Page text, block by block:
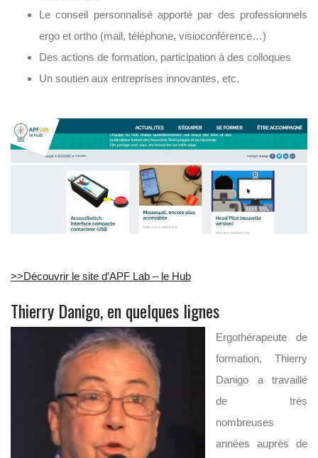
Le conseil personnalisé apporté par des professionnels
ergo et ortho (mail, téléphone, visioconférence…)
Des actions de formation, participation à des colloques
Un soutien aux entreprises innovantes, etc.
>>Découvrir le site d’APF Lab – le Hub
Thierry Danigo, en quelques lignes
Ergothérapeute de
formation, Thierry
Danigo a travaillé
de très
nombreuses
années auprès de